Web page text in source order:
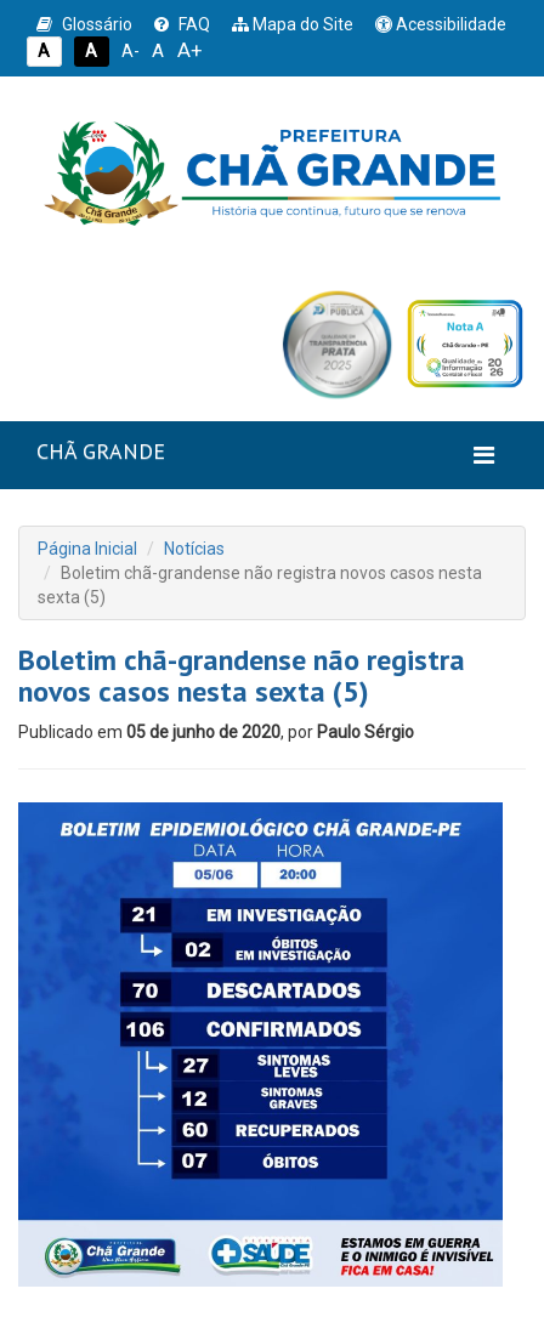
Glossário FAQ Mapa do Site
Acessibilidade
A
A A- A A+
CHÃ GRANDE
Página Inicial
Notícias
Boletim chã-grandense não registra novos casos nesta
sexta (5)
Boletim chã-grandense não registra
novos casos nesta sexta (5)
Publicado em 05 de junho de 2020, por Paulo Sérgio